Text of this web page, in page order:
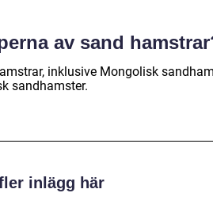
av sand
inklusive Mongolisk
sandhamster.
inlägg här